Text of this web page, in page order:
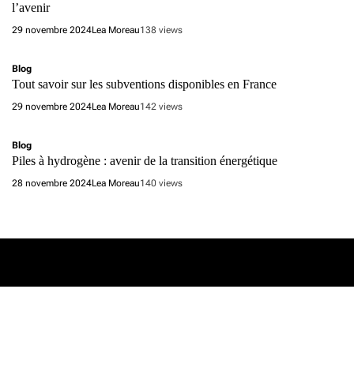
l’avenir
29 novembre 2024Lea Moreau138 views
Blog
Tout savoir sur les subventions disponibles en France
29 novembre 2024Lea Moreau142 views
Blog
Piles à hydrogène : avenir de la transition énergétique
28 novembre 2024Lea Moreau140 views